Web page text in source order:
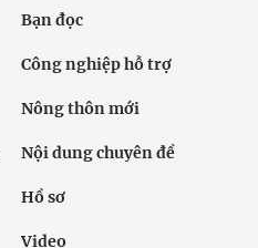
Bạn đọc
Công nghiệp hỗ trợ
Nông thôn mới
Nội dung chuyên đề
Hồ sơ
Video